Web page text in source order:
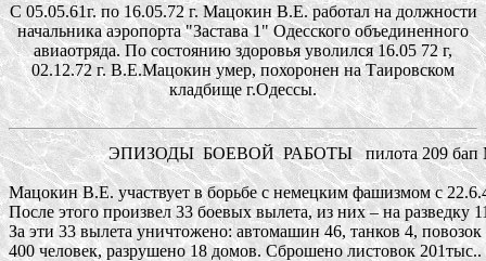
С 05.05.61г. по 16.05.72 г. Мацокин В.Е. работал на должности
начальника аэропорта "Застава 1" Одесского объединенного
авиаотряда. По состоянию здоровья уволился 16.05 72 г,
02.12.72 г. В.Е.Мацокин умер, похоронен на Таировском
кладбище г.Одессы.
ЭПИЗОДЫ  БОЕВОЙ  РАБОТЫ   пилота 209
Мацокин В.Е. участвует в борьбе с немецким фашизмом с
После этого произвел 33 боевых вылета, из них – на
За эти 33 вылета уничтожено: автомашин 46, танков 4,
400 человек, разрушено 18 домов. Сброшено листовок